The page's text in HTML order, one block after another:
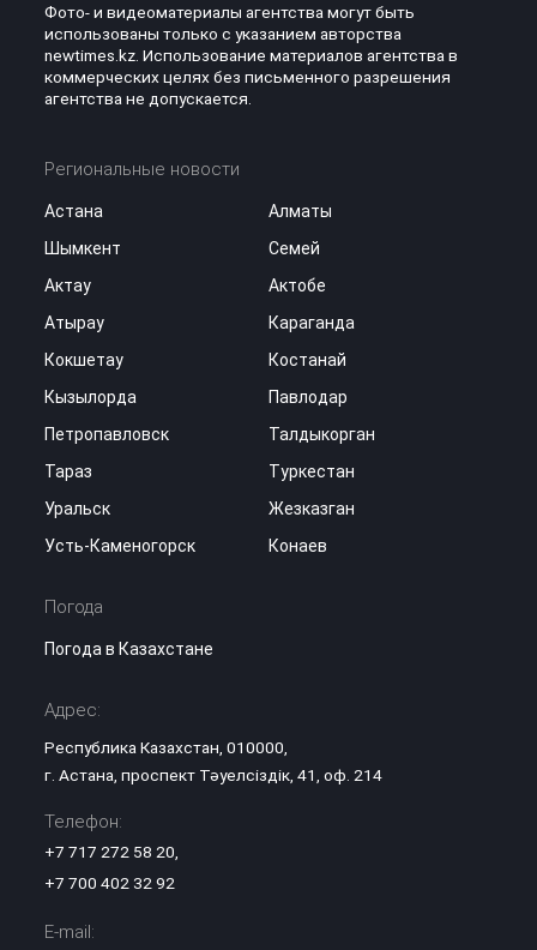
Фото- и видеоматериалы агентства могут быть
использованы только с указанием авторства
newtimes.kz. Использование материалов агентства в
коммерческих целях без письменного разрешения
агентства не допускается.
Региональные новости
Астана
Алматы
Шымкент
Семей
Актау
Актобе
Атырау
Караганда
Кокшетау
Костанай
Кызылорда
Павлодар
Петропавловск
Талдыкорган
Тараз
Туркестан
Уральск
Жезказган
Усть-Каменогорск
Конаев
Погода
Погода в Казахстане
Адрес:
Республика Казахстан, 010000,
г. Астана, проспект Тәуелсіздік, 41, оф. 214
Телефон:
+7 717 272 58 20
+7 700 402 32 92
E-mail: